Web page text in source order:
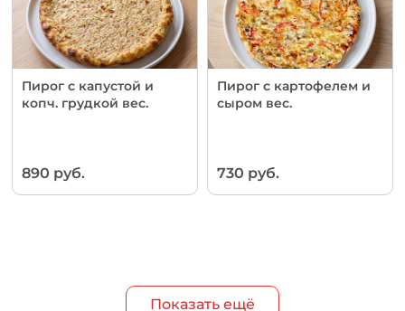
Пирог с капустой и
копч. грудкой вес.
890 руб.
Пирог с картофелем и
сыром вес.
730 руб.
Показать ещё